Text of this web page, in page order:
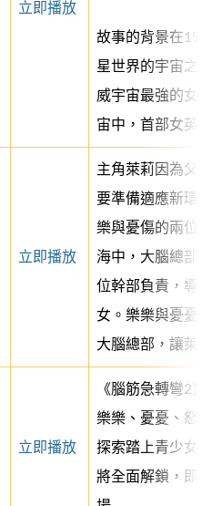
立即播放
故事的背景在
星世界的宇宙之
威宇宙最強的女
宙中，首部女英
立即播放
主角萊莉因為父
要準備適應新環
樂與憂傷的兩位
海中，大腦總部
位幹部負責，導
女。樂樂與憂憂
大腦總部，讓萊
立即播放
《腦筋急轉彎2
樂樂、憂憂、怒
探索踏上青少女
將全面解鎖，即